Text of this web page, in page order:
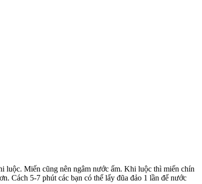
luộc. Miến cũng nên ngâm nước ấm. Khi luộc thì miến chín
Cách 5-7 phút các bạn có thể lấy đũa đảo 1 lần để nước